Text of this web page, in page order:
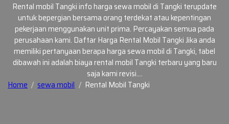
Rental mobil Tangki info harga sewa mobil di Tangki terupdate
untuk bepergian bersama orang terdekat atau kepentingan
pekerjaan menggunakan unit prima. Percayakan semua pada
perusahaan kami. Daftar Harga Rental Mobil Tangki Jika anda
memiliki pertanyaan berapa harga sewa mobil di Tangki, tabel
dibawah ini adalah biaya rental mobil Tangki terbaru yang baru
saja kami revisi.…
Home
sewa mobil Rental Mobil Tangki